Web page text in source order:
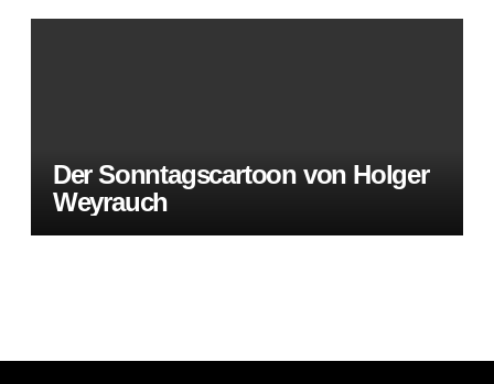
Der Sonntagscartoon von Holger
Weyrauch